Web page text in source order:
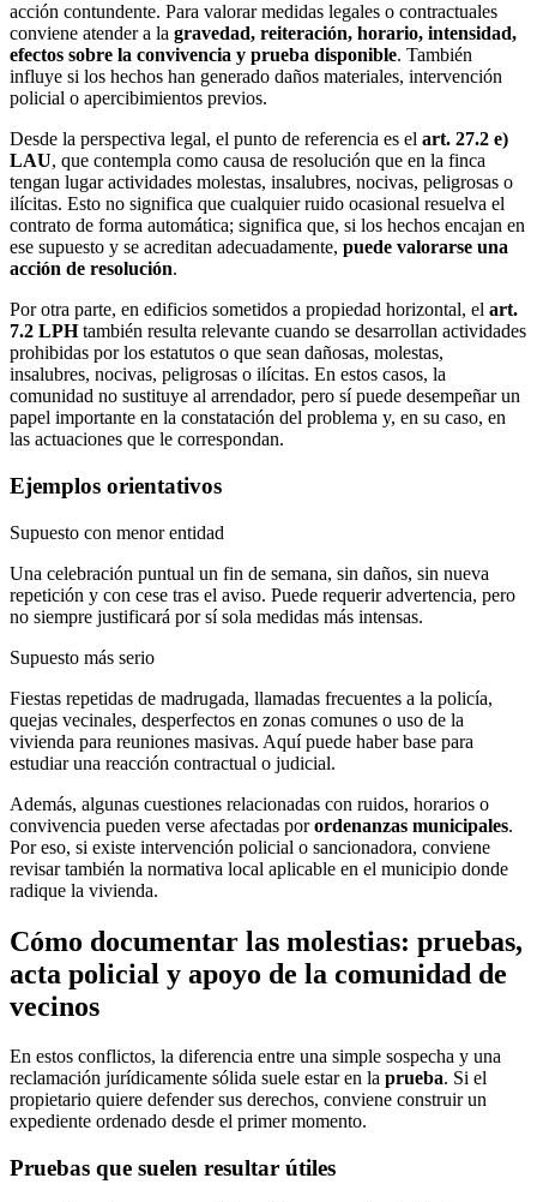
acción contundente. Para valorar medidas legales o contractuales
conviene atender a la gravedad, reiteración, horario, intensidad,
efectos sobre la convivencia y prueba disponible. También
influye si los hechos han generado daños materiales, intervención
policial o apercibimientos previos.
Desde la perspectiva legal, el punto de referencia es el art. 27.2 e)
LAU, que contempla como causa de resolución que en la finca
tengan lugar actividades molestas, insalubres, nocivas, peligrosas o
ilícitas. Esto no significa que cualquier ruido ocasional resuelva el
contrato de forma automática; significa que, si los hechos encajan en
ese supuesto y se acreditan adecuadamente, puede valorarse una
acción de resolución.
Por otra parte, en edificios sometidos a propiedad horizontal, el art.
7.2 LPHtambién resulta relevante cuando se desarrollan actividades
prohibidas por los estatutos o que sean dañosas, molestas,
insalubres, nocivas, peligrosas o ilícitas. En estos casos, la
comunidad no sustituye al arrendador, pero sí puede desempeñar un
papel importante en la constatación del problema y, en su caso, en
las actuaciones que le correspondan.
Ejemplos orientativos
Supuesto con menor entidad
Una celebración puntual un fin de semana, sin daños, sin nueva
repetición y con cese tras el aviso. Puede requerir advertencia, pero
no siempre justificará por sí sola medidas más intensas.
Supuesto más serio
Fiestas repetidas de madrugada, llamadas frecuentes a la policía,
quejas vecinales, desperfectos en zonas comunes o uso de la
vivienda para reuniones masivas. Aquí puede haber base para
estudiar una reacción contractual o judicial.
Además, algunas cuestiones relacionadas con ruidos, horarios o
convivencia pueden verse afectadas porordenanzas municipales.
Por eso, si existe intervención policial o sancionadora, conviene
revisar también la normativa local aplicable en el municipio donde
radique la vivienda.
Cómo documentar las molestias: pruebas,
acta policial y apoyo de la comunidad de
vecinos
En estos conflictos, la diferencia entre una simple sospecha y una
reclamación jurídicamente sólida suele estar en la prueba. Si el
propietario quiere defender sus derechos, conviene construir un
expediente ordenado desde el primer momento.
Pruebas que suelen resultar útiles